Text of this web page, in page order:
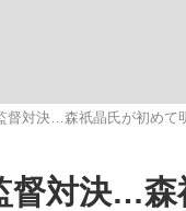
した“NPB聞...
督対決…森祇晶氏が初めて
督対決…